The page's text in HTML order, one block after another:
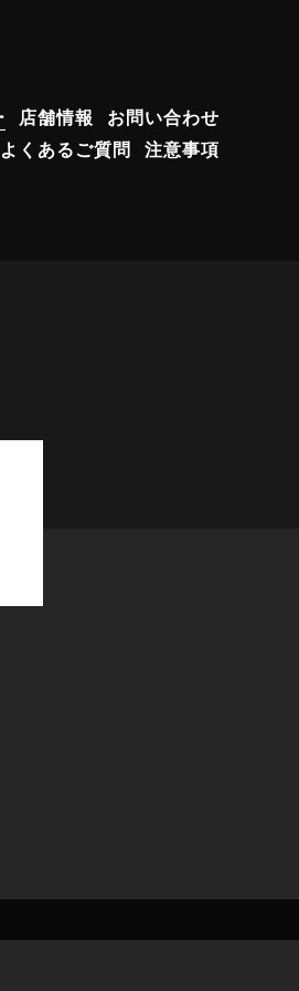
店舗情報
お問い合わせ
よくあるご質問 注意事項